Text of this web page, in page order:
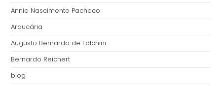
Annie Nascimento Pacheco
Araucária
Augusto Bernardo de Folchini
Bernardo Reichert
blog